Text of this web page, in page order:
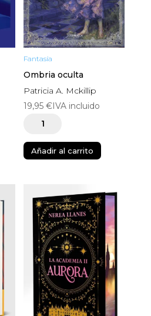
Fantasía
Ombria oculta
Patricia A. Mckillip
19,95€ IVA incluido
Ombria
cantidad
Añadir al carrito